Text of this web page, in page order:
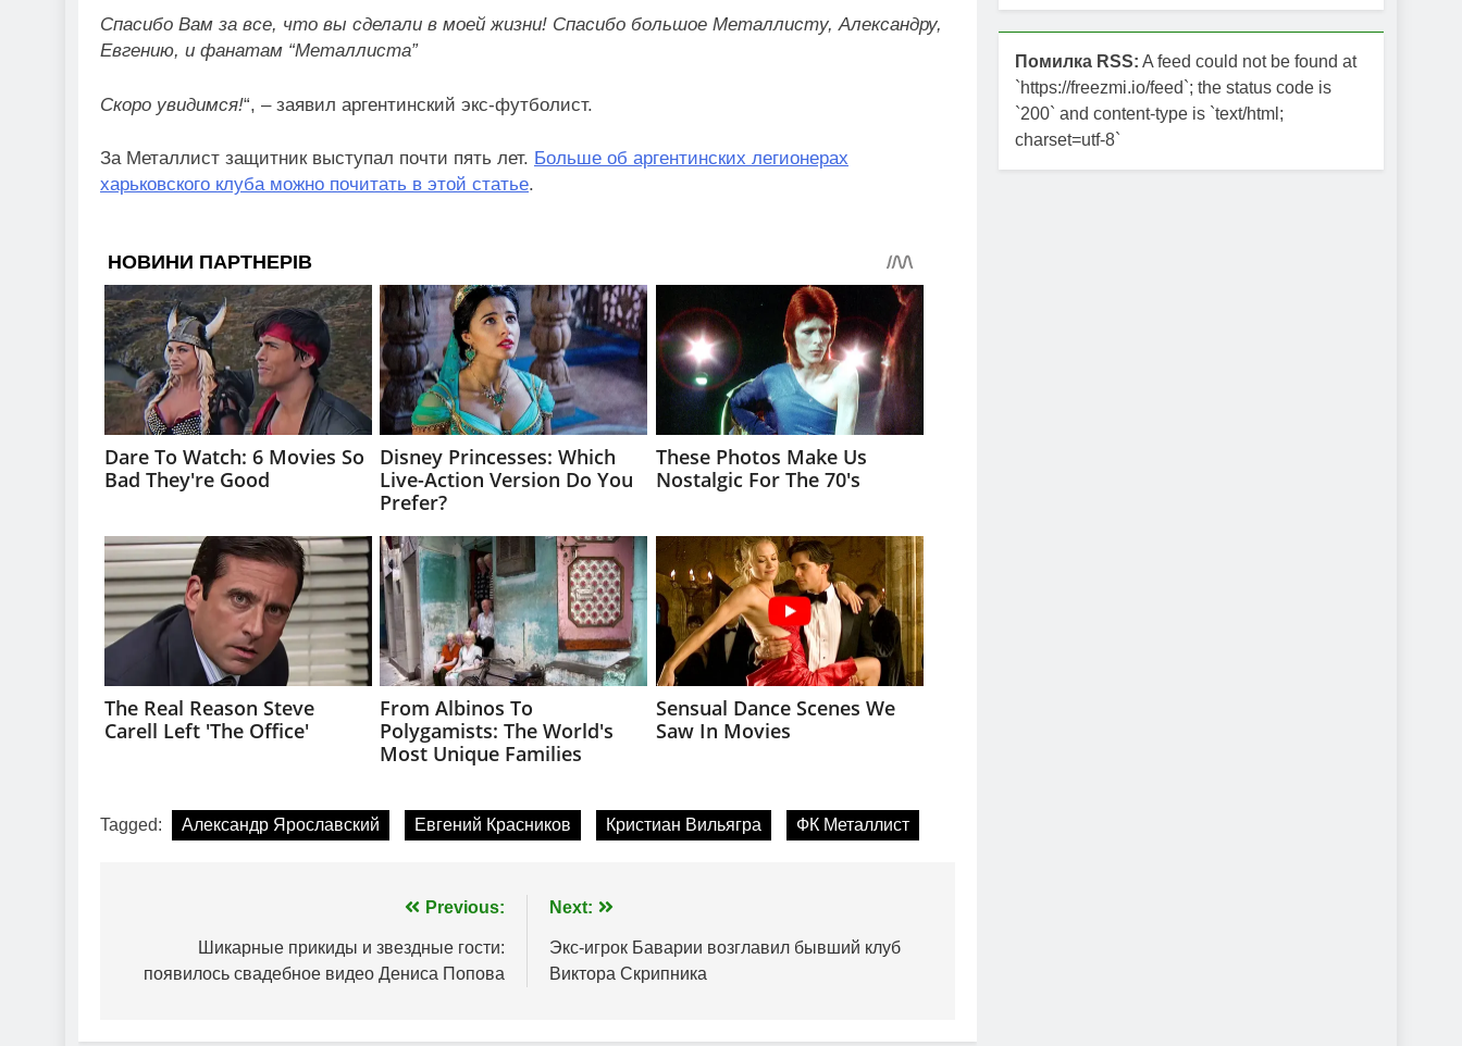
Спасибо Вам за все, что вы сделали в моей жизни! Спасибо большое Металлисту, Александру,
Евгению, и фанатам “Металлиста”
Скоро увидимся!“, – заявил аргентинский экс-футболист.
За Металлист защитник выступал почти пять лет. Больше об аргентинских легионерах
харьковского клуба можно почитать в этой статье.
Tagged: Александр Ярославский Евгений Красников Кристиан Вильягра ФК Металлист
записів
Previous:
Шикарные прикиды и звездные гости:
появилось свадебное видео Дениса Попова
Next:
Экс-игрок Баварии возглавил бывший клуб
Виктора Скрипника
Помилка RSS: A feed could not be found at
`https://freezmi.io/feed`; the status code is
`200` and content-type is `text/html;
charset=utf-8`